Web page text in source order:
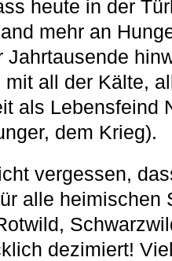
heute in der
mehr an
Jahrtausende
all der Kälte,
als Lebensfeind
dem Krieg).
vergessen,
alle heimischen
dezimiert!